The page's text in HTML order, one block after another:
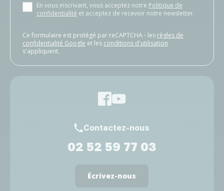
En vous inscrivant, vous acceptez notre Politique de
confidentialité et acceptez de recevoir notre newsletter.
Ce formulaire est protégé par reCAPTCHA - les règles de
confidentialité Google et les conditions d'utilisation
s'appliquent.
Contactez-nous
02 52 59 77 03
Écrivez-nous